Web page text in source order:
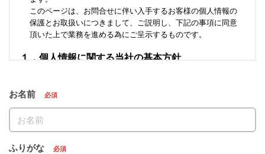
お名前 必須
ふりがな 必須